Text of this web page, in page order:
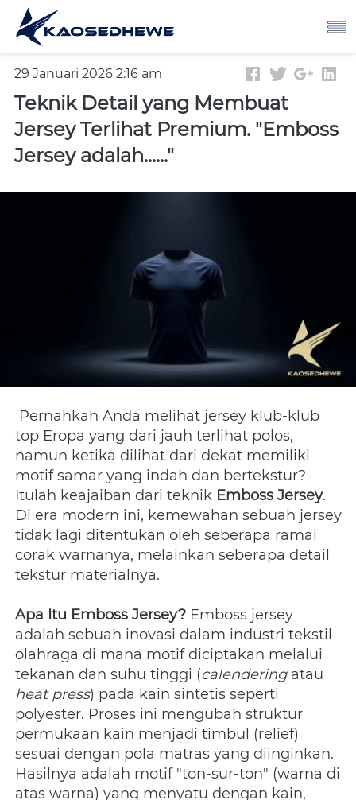
29 Januari 2026 2:16 am
Teknik Detail yang Membuat
Jersey Terlihat Premium. "Emboss
Jersey adalah......"
top Eropa yang dari jauh terlihat polos,
namun ketika dilihat dari dekat memiliki
motif samar yang indah dan bertekstur?
Itulah keajaiban dari teknik Emboss Jersey.
Di era modern ini, kemewahan sebuah jersey
tidak lagi ditentukan oleh seberapa ramai
corak warnanya, melainkan seberapa detail
tekstur materialnya.
Apa Itu Emboss Jersey? Emboss jersey
adalah sebuah inovasi dalam industri tekstil
olahraga di mana motif diciptakan melalui
tekanan dan suhu tinggi (calendering
heat press) pada kain sintetis seperti
polyester. Proses ini mengubah struktur
permukaan kain menjadi timbul (relief)
sesuai dengan pola matras yang diinginkan.
Hasilnya adalah motif "ton-sur-ton" (warna di
atas warna) yang menyatu dengan kain,